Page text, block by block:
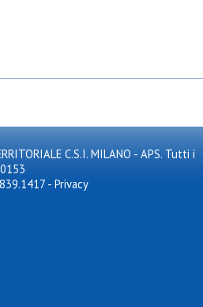
C.S.I. MILANO - APS. Tutti i
- Privacy